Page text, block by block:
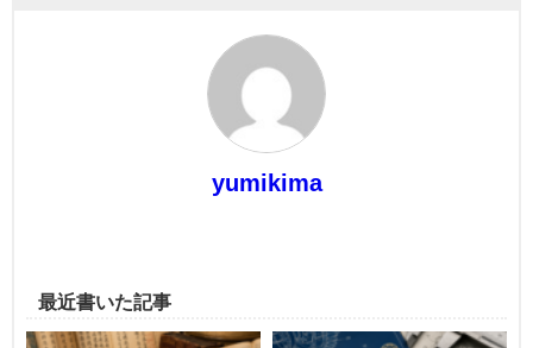
yumikima
最近書いた記事